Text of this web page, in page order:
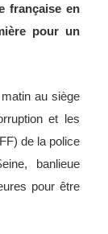
française en
pour un
au siège
et les
de la police
banlieue
pour être